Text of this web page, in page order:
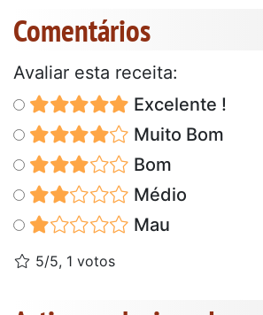
Comentários
Avaliar esta receita:
Excelente !
Muito Bom
Bom
Médio
Mau
5/5, 1 votos